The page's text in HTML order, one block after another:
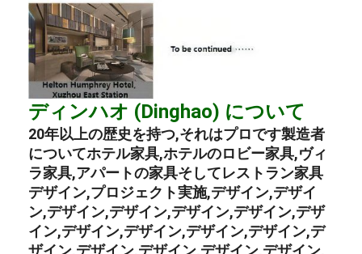
ディンハオ (Dinghao) について
20年以上の歴史を持つ,それはプロです製造者
についてホテル家具,ホテルのロビー家具,ヴィ
ラ家具,アパートの家具そしてレストラン家具
デザイン,プロジェクト実施,デザイン,デザイ
ン,デザイン,デザイン,デザイン,デザイン,デザ
イン,デザイン,デザイン,デザイン,デザイン,デ
ザイン,デザイン,デザイン,デザイン,デザイン,